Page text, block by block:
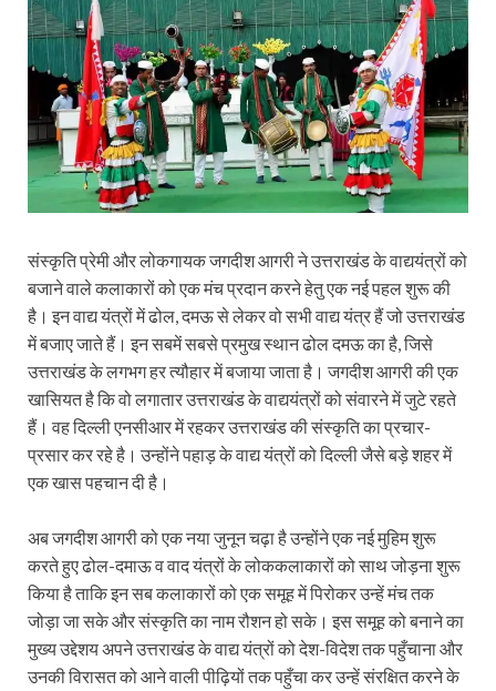
संस्कृति प्रेमी और लोकगायक जगदीश आगरी ने उत्तराखंड के वाद्ययंत्रों को
बजाने वाले कलाकारों को एक मंच प्रदान करने हेतु एक नई पहल शुरू की
है। इन वाद्य यंत्रों में ढोल, दमऊ से लेकर वो सभी वाद्य यंत्र हैं जो उत्तराखंड
में बजाए जाते हैं। इन सबमें सबसे प्रमुख स्थान ढोल दमऊ का है, जिसे
उत्तराखंड के लगभग हर त्यौहार में बजाया जाता है। जगदीश आगरी की एक
खासियत है कि वो लगातार उत्तराखंड के वाद्ययंत्रों को संवारने में जुटे रहते
हैं। वह दिल्ली एनसीआर में रहकर उत्तराखंड की संस्कृति का प्रचार-
प्रसार कर रहे है। उन्होंने पहाड़ के वाद्य यंत्रों को दिल्ली जैसे बड़े शहर में
एक खास पहचान दी है।
अब जगदीश आगरी को एक नया जुनून चढ़ा है उन्होंने एक नई मुहिम शुरू
करते हुए ढोल-दमाऊ व वाद यंत्रों के लोककलाकारों को साथ जोड़ना शुरू
किया है ताकि इन सब कलाकारों को एक समूह में पिरोकर उन्हें मंच तक
जोड़ा जा सके और संस्कृति का नाम रौशन हो सके। इस समूह को बनाने का
मुख्य उद्देशय अपने उत्तराखंड के वाद्य यंत्रों को देश-विदेश तक पहुँचाना और
उनकी विरासत को आने वाली पीढ़ियों तक पहुँचा कर उन्हें संरक्षित करने के